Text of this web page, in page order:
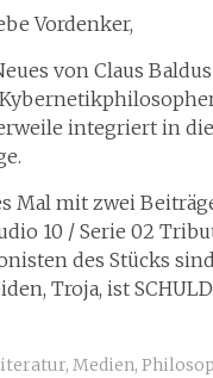
Vordenker,
von Claus
integriert in
Mal mit zwei
10 / Serie 02
des Stücks
Troja, ist
, Medien,